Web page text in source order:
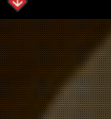
業務内容
パーツ情報